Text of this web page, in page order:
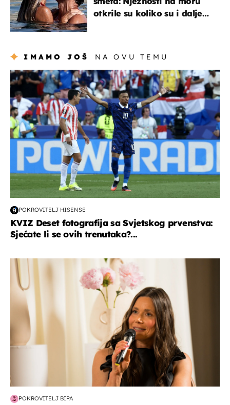
otkrile su koliko su i dalje
IMAMO JOŠ NA OVU TEMU
svjetsko prvenstvo 2026
POKROVITELJ HISENSE
KVIZ Deset fotografija sa Svjetskog prvenstva:
Sjećate li se ovih trenutaka?...
moda & ljepota
POKROVITELJ BIPA